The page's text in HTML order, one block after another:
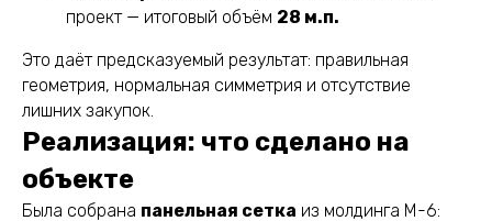
проект — итоговый объём 28 м.п.
Это даёт предсказуемый результат: правильная
геометрия, нормальная симметрия и отсутствие
лишних закупок.
Реализация: что сделано на
объекте
Была собрана панельная сетка из молдинга М-6: